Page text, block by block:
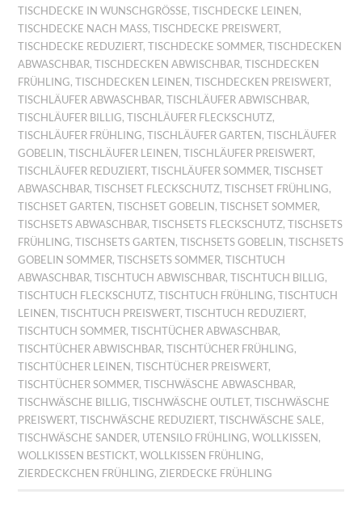
TISCHDECKE IN WUNSCHGRÖSSE ,TISCHDECKE LEINEN ,
TISCHDECKE NACH MASS ,TISCHDECKE PREISWERT,
TISCHDECKE REDUZIERT,TISCHDECKE SOMMER,TISCHDECKEN
ABWASCHBAR,TISCHDECKEN ABWISCHBAR,TISCHDECKEN
FRÜHLING,TISCHDECKEN LEINEN ,TISCHDECKEN PREISWERT,
TISCHLÄUFER ABWASCHBAR,TISCHLÄUFER ABWISCHBAR,
TISCHLÄUFER BILLIG,TISCHLÄUFER FLECKSCHUTZ,
TISCHLÄUFER FRÜHLING,TISCHLÄUFER GARTEN ,TISCHLÄUFER
GOBELIN ,TISCHLÄUFER LEINEN ,TISCHLÄUFER PREISWERT,
TISCHLÄUFER REDUZIERT,TISCHLÄUFER SOMMER,TISCHSET
ABWASCHBAR,TISCHSET FLECKSCHUTZ,TISCHSET FRÜHLING,
TISCHSET GARTEN ,TISCHSET GOBELIN ,TISCHSET SOMMER,
TISCHSETS ABWASCHBAR,TISCHSETS FLECKSCHUTZ,TISCHSETS
FRÜHLING,TISCHSETS GARTEN ,TISCHSETS GOBELIN ,TISCHSETS
GOBELIN SOMMER,TISCHSETS SOMMER,TISCHTUCH
ABWASCHBAR,TISCHTUCH ABWISCHBAR,TISCHTUCH BILLIG,
TISCHTUCH FLECKSCHUTZ,TISCHTUCH FRÜHLING,TISCHTUCH
LEINEN ,TISCHTUCH PREISWERT,TISCHTUCH REDUZIERT,
TISCHTUCH SOMMER,TISCHTÜCHER ABWASCHBAR,
TISCHTÜCHER ABWISCHBAR,TISCHTÜCHER FRÜHLING,
TISCHTÜCHER LEINEN ,TISCHTÜCHER PREISWERT,
TISCHTÜCHER SOMMER,TISCHWÄSCHE ABWASCHBAR,
TISCHWÄSCHE BILLIG,TISCHWÄSCHE OUTLET,TISCHWÄSCHE
PREISWERT,TISCHWÄSCHE REDUZIERT,TISCHWÄSCHE SALE,
TISCHWÄSCHE SANDER, UTENSILO FRÜHLING,WOLLKISSEN ,
WOLLKISSEN BESTICKT,WOLLKISSEN FRÜHLING,
ZIERDECKCHEN FRÜHLING, ZIERDECKE FRÜHLING